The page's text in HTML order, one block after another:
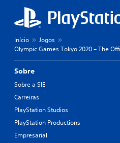
Início
Jogos
Olympic Games Tokyo 2020 – The
Sobre
Sobre a SIE
Carreiras
PlayStation Studios
PlayStation Productions
Empresarial